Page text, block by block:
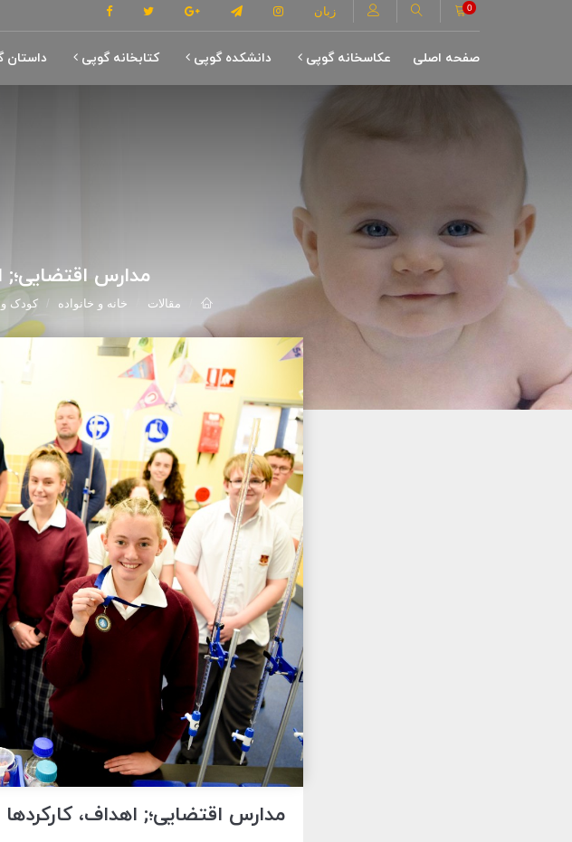
زبان 0
صفحه اصلی عکاسخانه گوپی دانشکده گوپی کتابخانه گوپی داستان
مدارس اقتضایی؛;
مقالات خانه و خانواده کودک و
مدارس اقتضایی؛; اهداف، کارکردها